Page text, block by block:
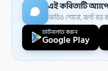
এই কবিতাটি
অডিও শোনো, ফন্ট বড়
ডাউনলোড করুন
Google Play